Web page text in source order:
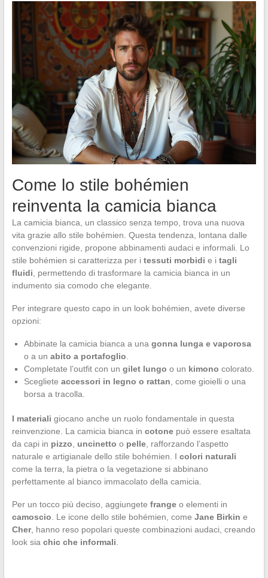
Come lo stile bohémien
reinventa la camicia bianca
La camicia bianca, un classico senza tempo, trova una nuova
vita grazie allo stile bohémien. Questa tendenza, lontana dalle
convenzioni rigide, propone abbinamenti audaci e informali. Lo
stile bohémien si caratterizza per i tessuti morbidi e i tagli
fluidi , permettendo di trasformare la camicia bianca in un
indumento sia comodo che elegante.
Per integrare questo capo in un look bohémien, avete diverse
opzioni:
Abbinate la camicia bianca a una gonna lunga e vaporosa
o a un abito a portafoglio
Completate l’outfit con un gilet lungo o un kimono colorato.
Scegliete accessori in legno o rattan , come gioielli o una
borsa a tracolla.
I materiali giocano anche un ruolo fondamentale in questa
reinvenzione. La camicia bianca in cotonepuò essere esaltata
da capi in pizzo uncinetto o pelle, rafforzando l’aspetto
naturale e artigianale dello stile bohémien. I colori naturali
come la terra, la pietra o la vegetazione si abbinano
perfettamente al bianco immacolato della camicia.
Per un tocco più deciso, aggiungete frangeo elementi in
camoscio . Le icone dello stile bohémien, come Jane Birkin e
Cher, hanno reso popolari queste combinazioni audaci, creando
look sia chic che informali